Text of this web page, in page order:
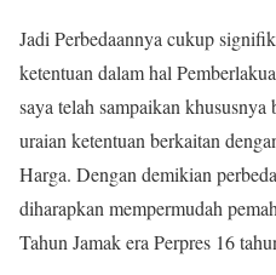
Jadi Perbedaannya cukup
ketentuan dalam hal
saya telah sampaikan khususnya
uraian ketentuan berkaitan
Harga. Dengan demikian
diharapkan mempermudah
Tahun Jamak era Perpres 16